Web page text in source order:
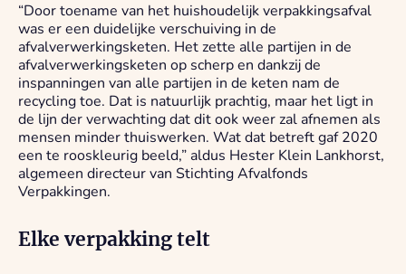
“Door toename van het huishoudelijk verpakkingsafval
was er een duidelijke verschuiving in de
afvalverwerkingsketen. Het zette alle partijen in de
afvalverwerkingsketen op scherp en dankzij de
inspanningen van alle partijen in de keten nam de
recycling toe. Dat is natuurlijk prachtig, maar het ligt in
de lijn der verwachting dat dit ook weer zal afnemen als
mensen minder thuiswerken. Wat dat betreft gaf 2020
een te rooskleurig beeld,” aldus Hester Klein Lankhorst,
algemeen directeur van Stichting Afvalfonds
Verpakkingen.
Elke verpakking telt